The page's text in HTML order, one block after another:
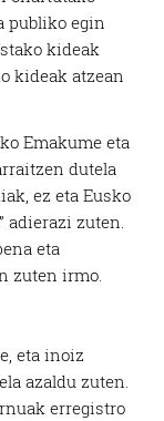
publiko egin
kideak
kideak atzean
Emakume eta
dutela
ez eta Eusko
adierazi zuten.
eta
zuten irmo.
eta inoiz
azaldu zuten.
erregistro